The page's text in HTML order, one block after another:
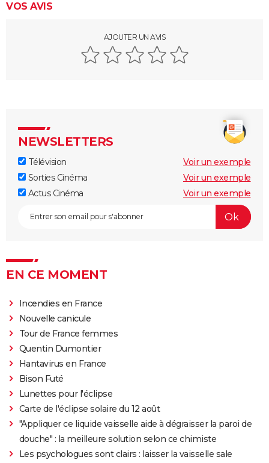
VOS AVIS
AJOUTER UN AVIS
NEWSLETTERS
Télévision
Voir un exemple
Sorties Cinéma
Voir un exemple
Actus Cinéma
Voir un exemple
EN CE MOMENT
Incendies en France
Nouvelle canicule
Tour de France femmes
Quentin Dumontier
Hantavirus en France
Bison Futé
Lunettes pour l'éclipse
Carte de l'éclipse solaire du 12 août
"Appliquer ce liquide vaisselle aide à dégraisser la paroi de
douche" : la meilleure solution selon ce chimiste
Les psychologues sont clairs : laisser la vaisselle sale